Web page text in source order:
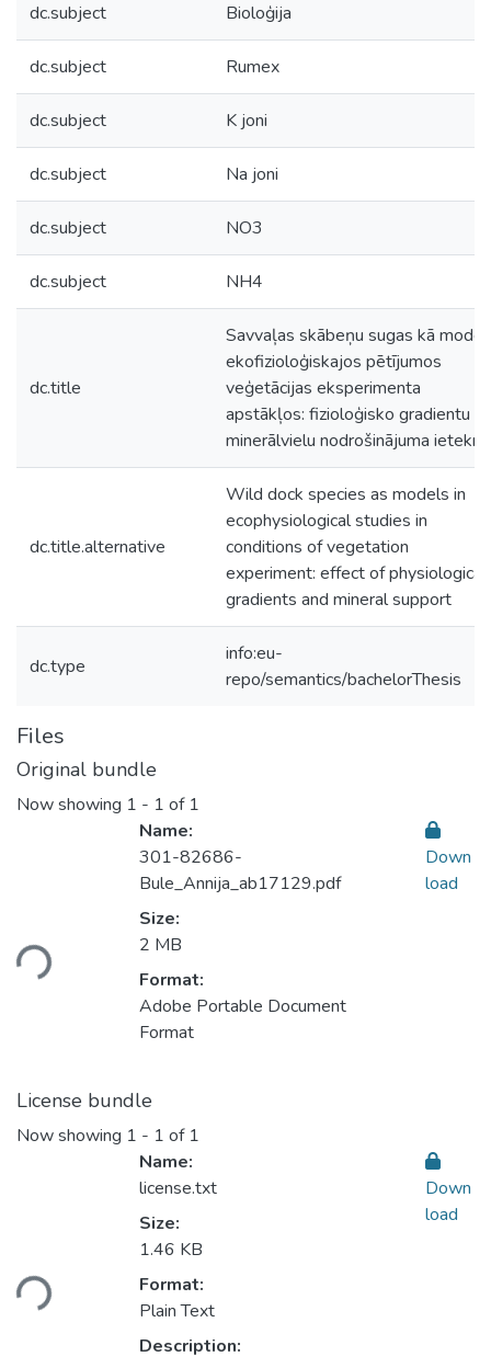
dc.subject Bioloģija
dc.subject Rumex
dc.subject K joni
dc.subject Na joni
dc.subject NO3
dc.subject NH4
dc.title
Savvaļas skābeņu sugas kā modeļi
ekofizioloģiskajos pētījumos
veģetācijas eksperimenta
apstākļos: fizioloģisko gradientu un
minerālvielu nodrošinājuma
dc.title.alternative
Wild dock species as models in
ecophysiological studies in
conditions of vegetation
experiment: effect of physiological
gradients and mineral support
dc.type
info:eu-
repo/semantics/bachelorThesis
Files
Original bundle
Now showing 1 - 1 of 1
Loading...
Name:
301-82686-
Bule_Annija_ab17129.pdf
Size:
2 MB
Format:
Adobe Portable Document
Format
Down
load
License bundle
Now showing 1 - 1 of 1
Loading...
Name:
license.txt
Size:
1.46 KB
Format:
Plain Text
Description:
Down
load